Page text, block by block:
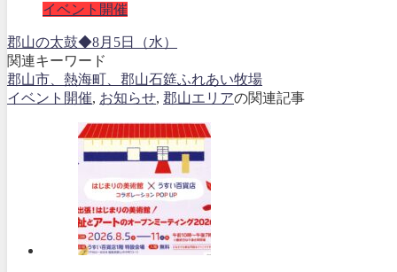
イベント開催
郡山の太鼓◆8月5日（水）
関連キーワード
郡山市、熱海町、郡山石筵ふれあい牧場
イベント開催, お知らせ, 郡山エリアの関連記事